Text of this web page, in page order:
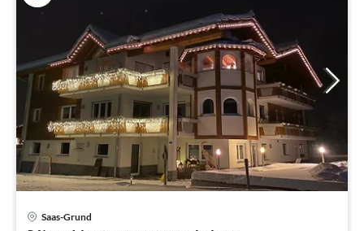
Saas-Grund